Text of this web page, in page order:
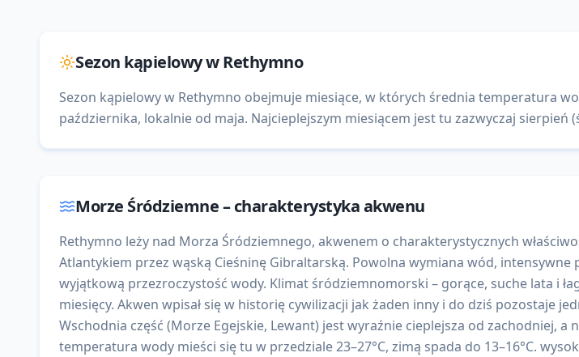
Sezon kąpielowy wRethymno
Sezon kąpielowy w Rethymno obejmuje miesiące, w których średnia temperatura
października, lokalnie od maja. Najcieplejszym miesiącem jest tu zazwyczaj sierpień
Morze Śródziemne– charakterystyka akwenu
Rethymno leży nad Morza Śródziemnego, akwenem o charakterystycznych
Atlantykiem przez wąską Cieśninę Gibraltarską. Powolna wymiana wód,
wyjątkową przezroczystość wody. Klimat śródziemnomorski – gorące, suche lata i
miesięcy. Akwen wpisał się w historię cywilizacji jak żaden inny i do dziś pozostaje
Wschodnia część (Morze Egejskie, Lewant) jest wyraźnie cieplejsza od zachodniej,
temperatura wody mieści się tu w przedziale 23–27°C, zimą spada do 13–16°C.